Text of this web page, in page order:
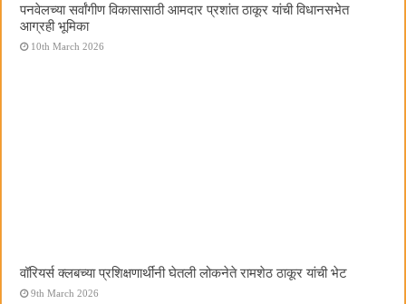
पनवेलच्या सर्वांगीण विकासासाठी आमदार प्रशांत ठाकूर यांची विधानसभेत
आग्रही भूमिका
10th March 2026
वॉरियर्स क्लबच्या प्रशिक्षणार्थींनी घेतली लोकनेते रामशेठ ठाकूर यांची भेट
9th March 2026